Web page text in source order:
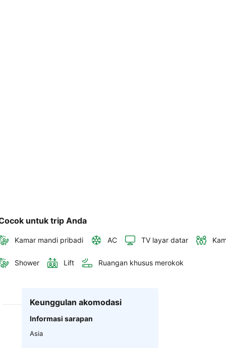
untuk trip Anda
Kamar mandi pribadi AC TV layar datar
Shower Lift Ruangan khusus merokok
Keunggulan akomodasi
Informasi sarapan
Asia